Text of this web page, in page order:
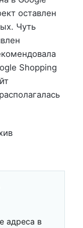
оставлен
Чуть
Shopping
адреса в